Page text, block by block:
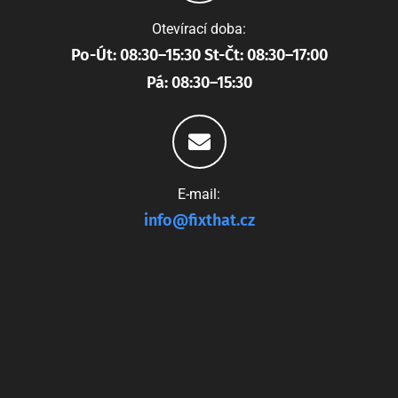
Otevírací doba:
Po-Út: 08:30–15:30 St-Čt: 08:30–17:00
Pá: 08:30–15:30
E-mail:
info@fixthat.cz